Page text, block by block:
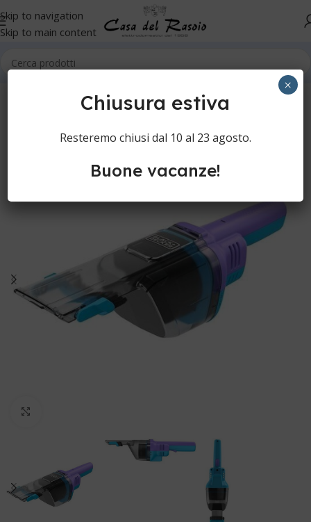
Skip to navigation
Skip to main content
Chiusura estiva
Resteremo chiusi dal 10 al 23 agosto.
Buone vacanze!
×